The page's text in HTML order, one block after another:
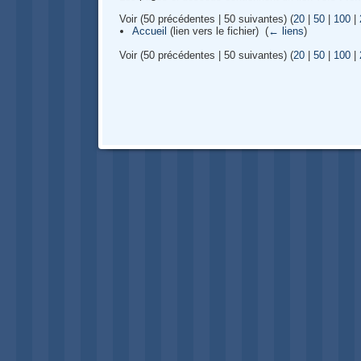
Voir (50 précédentes | 50 suivantes) (20| 50| 100|
Accueil (lien vers le fichier) ‎ (← liens)
Voir (50 précédentes | 50 suivantes) (20| 50| 100|
Navigation